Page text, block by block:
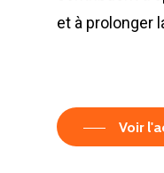
et à prolonger
Voir